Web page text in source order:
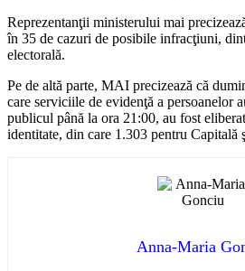
Reprezentanţii ministerului mai
în 35 de cazuri de posibile infracţiuni,
electorală.
Pe de altă parte, MAI precizează că
care serviciile de evidenţă a persoanelor
publicul până la ora 21:00, au fost
identitate, din care 1.303 pentru Capitală
Anna-Maria